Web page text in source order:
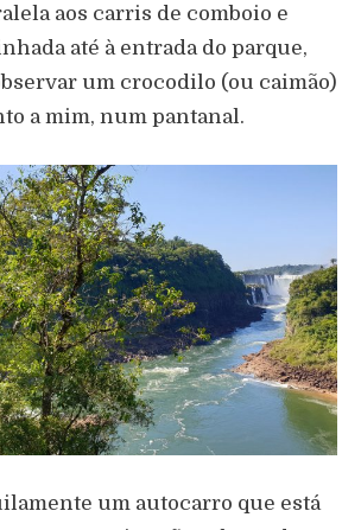
aos carris de comboio e
até à entrada do parque,
um crocodilo (ou caimão)
a mim, num pantanal.
um autocarro que está